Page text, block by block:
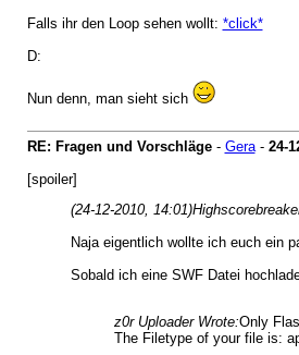
Falls ihr den Loop sehen wollt: *click*
D:
Nun denn, man sieht sich
RE: Fragen und Vorschläge- Gera- 24-
[spoiler]
(24-12-2010, 14:01)
Naja eigentlich wollte ich euch ein
Sobald ich eine SWF Datei
z0r Uploader Wrote:Only
The Filetype of your file is: